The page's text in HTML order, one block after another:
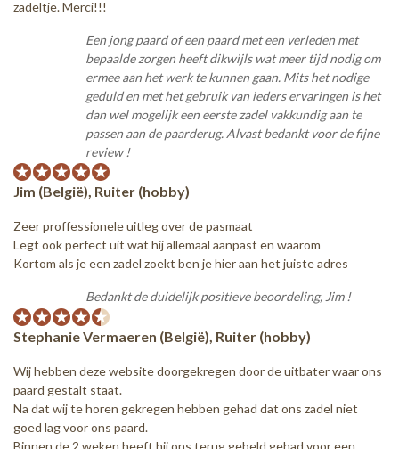
zadeltje. Merci!!!
Een jong paard of een paard met een verleden met
bepaalde zorgen heeft dikwijls wat meer tijd nodig om
ermee aan het werk te kunnen gaan. Mits het nodige
geduld en met het gebruik van ieders ervaringen is het
dan wel mogelijk een eerste zadel vakkundig aan te
passen aan de paarderug. Alvast bedankt voor de fijne
review !
Jim (België), Ruiter (hobby)
Zeer proffessionele uitleg over de pasmaat
Legt ook perfect uit wat hij allemaal aanpast en waarom
Kortom als je een zadel zoekt ben je hier aan het juiste adres
Bedankt de duidelijk positieve beoordeling, Jim !
Stephanie Vermaeren (België), Ruiter (hobby)
Wij hebben deze website doorgekregen door de uitbater waar ons
paard gestalt staat.
Na dat wij te horen gekregen hebben gehad dat ons zadel niet
goed lag voor ons paard.
Binnen de 2 weken heeft hij ons terug gebeld gehad voor een